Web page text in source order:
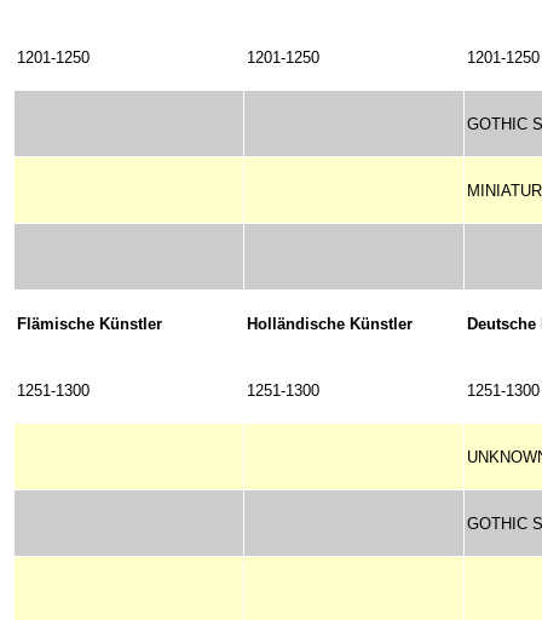
1201-1250 1201-1250 1201-1250
GOTHIC
Flämische Künstler Holländische Künstler
1251-1300 1251-1300 1251-1300
GOTHIC